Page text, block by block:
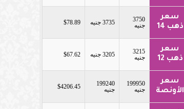
سعر
ذهب 14
3750
جنيه
3735 جنيه $78.89
سعر
ذهب 12
3215
جنيه
3205 جنيه $67.62
سعر
الأونصة
199950
جنيه
199240
جنيه
$4206.45